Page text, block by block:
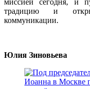
традицию и
коммуникации.
Юлия Зиновьева